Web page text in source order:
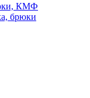
КМФ
брюки